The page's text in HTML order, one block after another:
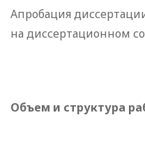
Апробация
на диссертационном
Объем и структура